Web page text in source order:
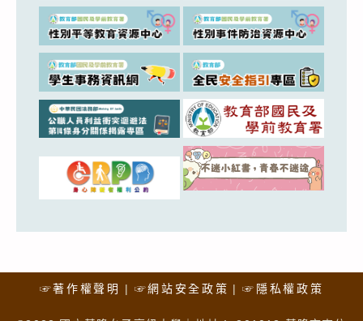
☞著作權聲明 ☞網站安全政策 ☞隱私權政策